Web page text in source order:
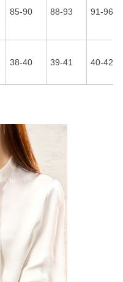
85-90 88-93 91-96
38-40 39-41 40-42